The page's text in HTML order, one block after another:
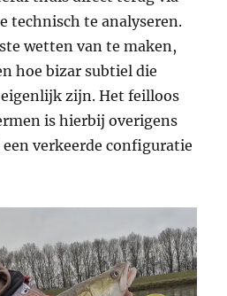
technisch te analyseren.
wetten van te maken,
hoe bizar subtiel die
zijn. Het feilloos
is hierbij overigens
verkeerde configuratie